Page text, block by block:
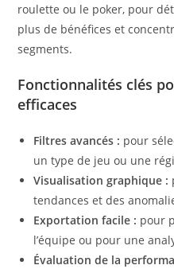
roulette ou le poker, pour
plus de bénéfices et
segments.
Fonctionnalités clés
efficaces
Filtres avancés : pour
un type de jeu ou une
Visualisation graphique :
tendances et des
Exportation facile : pour
l’équipe ou pour une
Évaluation de la